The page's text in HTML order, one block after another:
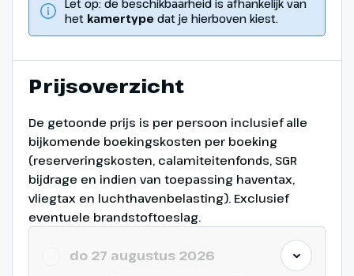
Naar huis
155 km
Na het ontbijtbuffet aan boord
ontschepen we in IJmuiden.
Daarna rijden we terug via
Haarlem, Utrecht, Amersfoort en
Apeldoorn naar Holten waar de
reis eindigt.
NB: programma onder
voorbehoud van
(trein)wijzigingen en
Let op: de beschikbaarheid is afhankelijk van
het kamertype dat je hierboven kiest.
Prijsoverzicht
De getoonde prijs is per persoon inclusief alle
bijkomende boekingskosten per boeking
(reserveringskosten, calamiteitenfonds, SGR
bijdrage en indien van toepassing haventax,
vliegtax en luchthavenbelasting). Exclusief
eventuele brandstoftoeslag.
do 27 augustus 2026